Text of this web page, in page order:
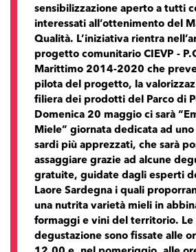
sensibilizzazione aperto a tutti
interessati all’ottenimento del
Qualità. L’iniziativa rientra
progetto comunitario CIEVP -
Marittimo 2014-2020 che
pilota del progetto, la
filiera dei prodotti del Parco di
Domenica 20 maggio ci sarà
Miele” giornata dedicata ad
sardi più apprezzati, che sarà
assaggiare grazie ad alcune
gratuite, guidate dagli esperti
Laore Sardegna i quali
una nutrita varietà mieli in
formaggi e vini del territorio. Le
degustazione sono fissate alle